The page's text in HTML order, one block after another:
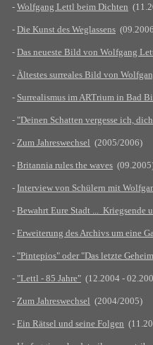
- Wolfgang Lettl beim Dichten
- Die Kunst des Weglassens
- Das neueste Bild von Wolfgang
- Ältestes surreales Bild von
- Surrealismus im ARTrium in Bad
- "Deinen Schatten vergesse ich,
- Zum Jahreswechsel (2005/2006)
- Britannia rules the waves
- Interview von Schülern mit
- Bewahrt Eure Stadt ... Kriegsende
- Erweiterung des Archivs um eine
- "Pintepios" oder "Das letzte
- "Lettl - 85 Jahre" (12.2004 -
- Zum Jahreswechsel (2004/2005)
- Ein Rätsel und seine Folgen